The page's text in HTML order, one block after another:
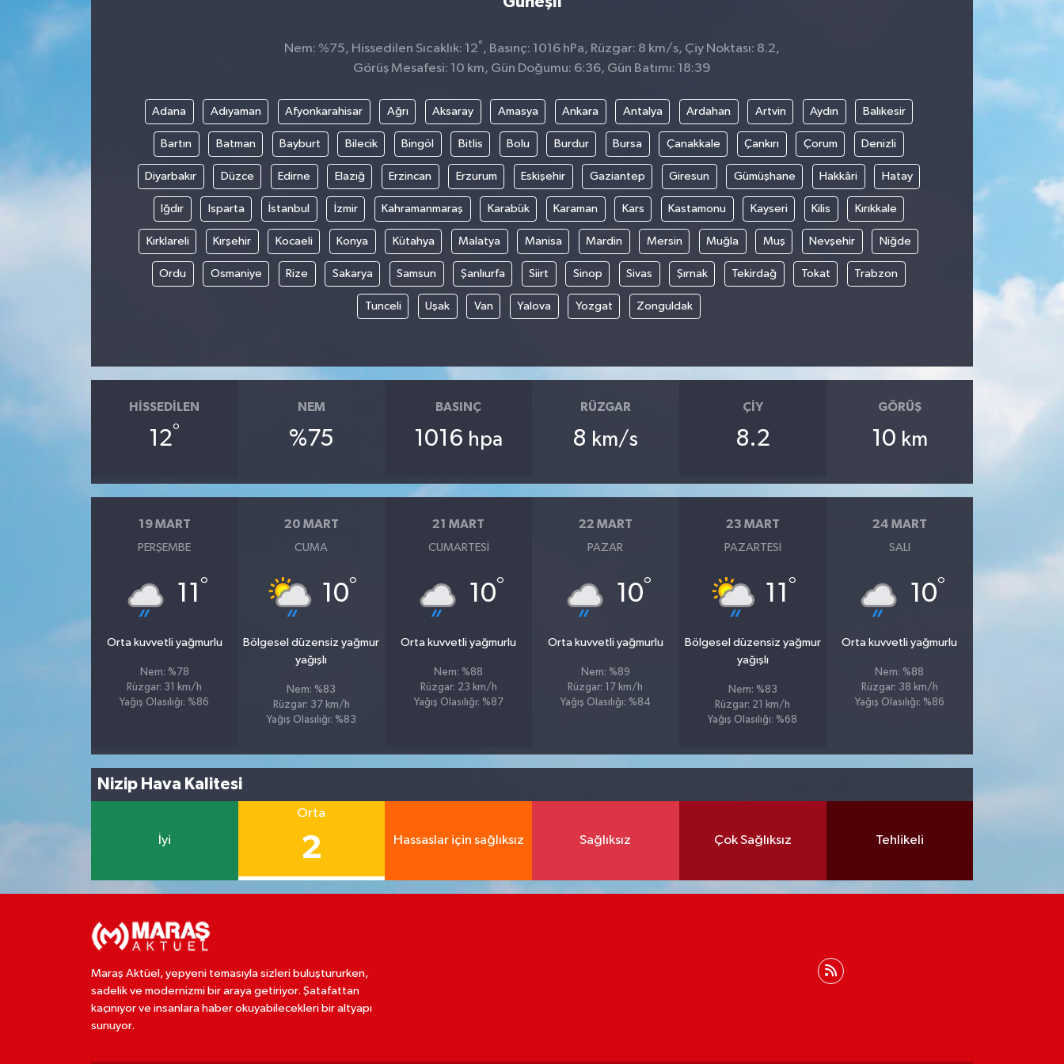
Nem: %75, Hissedilen Sıcaklık: 12° , Basınç: 1016 hPa, Rüzgar: 8 km/s, Çiy Noktası: 8.2,
Görüş Mesafesi: 10 km, Gün Doğumu: 6:36, Gün Batımı: 18:39
Adana Adıyaman Afyonkarahisar Ağrı Aksaray Amasya Ankara Antalya Ardahan Artvin Aydın Balıkesir
Bartın Batman Bayburt Bilecik Bingöl Bitlis Bolu Burdur Bursa Çanakkale Çankırı Çorum Denizli
Diyarbakır Düzce Edirne Elazığ Erzincan Erzurum Eskişehir Gaziantep Giresun Gümüşhane Hakkâri Hatay
Iğdır Isparta İstanbul İzmir Kahramanmaraş Karabük Karaman Kars Kastamonu Kayseri Kilis Kırıkkale
Kırklareli Kırşehir Kocaeli Konya Kütahya Malatya Manisa Mardin Mersin Muğla Muş Nevşehir Niğde
Ordu Osmaniye Rize Sakarya Samsun Şanlıurfa Siirt Sinop Sivas Şırnak Tekirdağ Tokat Trabzon
Tunceli Uşak Van Yalova Yozgat Zonguldak
HISSEDILEN
12°
NEM
%75
BASINÇ
1016 hpa
RÜZGAR
8 km/s
ÇIY
8.2
GÖRÜŞ
10 km
19 MART
PERŞEMBE
11 °
Orta kuvvetli yağmurlu
Nem: %78
Rüzgar: 31 km/h
Yağış Olasılığı: %86
20 MART
CUMA
10°
Bölgesel düzensiz yağmur
yağışlı
Nem: %83
Rüzgar: 37 km/h
Yağış Olasılığı: %83
21 MART
CUMARTESI
10°
Orta kuvvetli yağmurlu
Nem: %88
Rüzgar: 23 km/h
Yağış Olasılığı: %87
22 MART
PAZAR
10°
Orta kuvvetli yağmurlu
Nem: %89
Rüzgar: 17 km/h
Yağış Olasılığı: %84
23 MART
PAZARTESI
11 °
Bölgesel düzensiz yağmur
yağışlı
Nem: %83
Rüzgar: 21 km/h
Yağış Olasılığı: %68
24 MART
SALI
10°
Orta kuvvetli yağmurlu
Nem: %88
Rüzgar: 38 km/h
Yağış Olasılığı: %86
Nizip Hava Kalitesi
İyi
Orta
2 Hassaslar için sağlıksız Sağlıksız Çok Sağlıksız Tehlikeli
Maraş Aktüel, yepyeni temasıyla sizleri buluştururken,
sadelik ve modernizmi bir araya getiriyor. Şatafattan
kaçınıyor ve insanlara haber okuyabilecekleri bir altyapı
sunuyor.